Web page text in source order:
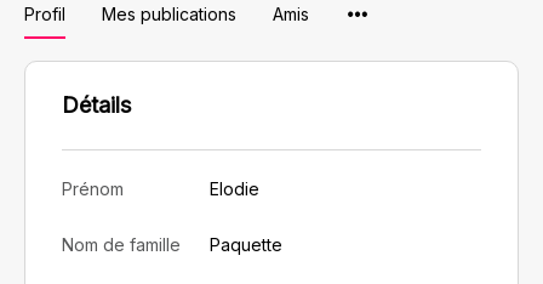
Profil Mes publications Amis
Détails
Prénom Elodie
Nom de famille Paquette